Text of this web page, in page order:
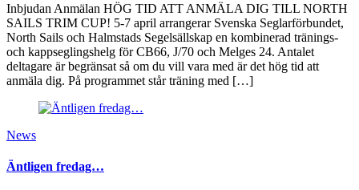
Inbjudan Anmälan HÖG TID ATT ANMÄLA DIG TILL NORTH
SAILS TRIM CUP! 5-7 april arrangerar Svenska Seglarförbundet,
North Sails och Halmstads Segelsällskap en kombinerad tränings-
och kappseglingshelg för CB66, J/70 och Melges 24. Antalet
deltagare är begränsat så om du vill vara med är det hög tid att
anmäla dig. På programmet står träning med […]
News
Äntligen fredag…